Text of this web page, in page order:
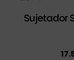
Sujetador